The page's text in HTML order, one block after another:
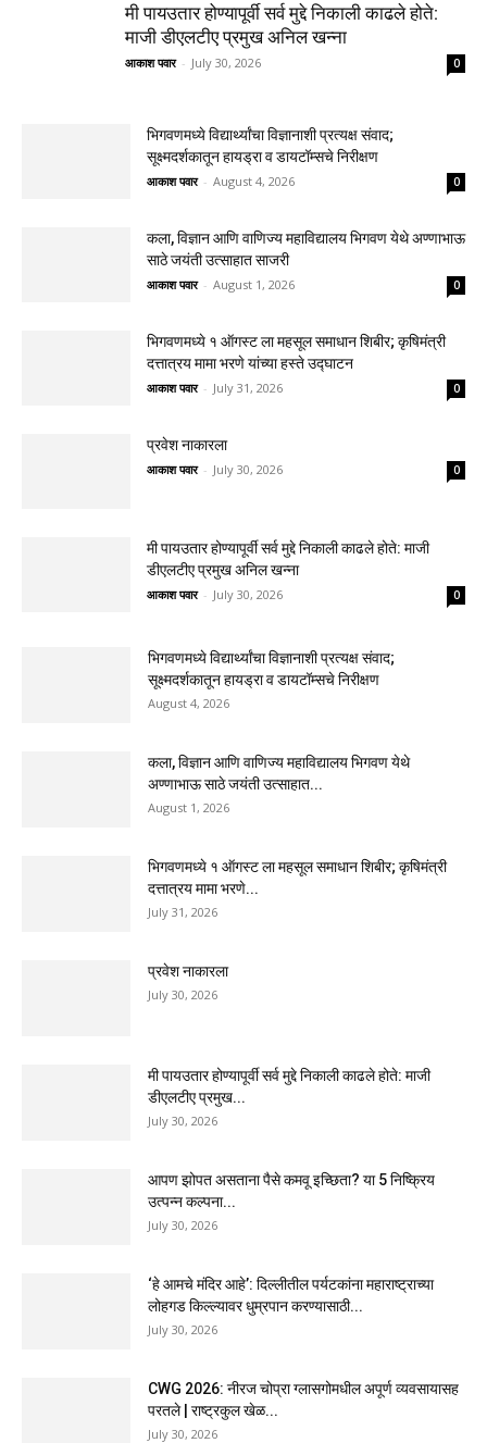
मी पायउतार होण्यापूर्वी सर्व मुद्दे निकाली काढले होते:
माजी डीएलटीए प्रमुख अनिल खन्ना
आकाश पवार - July 30, 2026 0
भिगवणमध्ये विद्यार्थ्यांचा विज्ञानाशी प्रत्यक्ष संवाद;
सूक्ष्मदर्शकातून हायड्रा व डायटॉम्सचे निरीक्षण
आकाश पवार - August 4, 2026 0
कला, विज्ञान आणि वाणिज्य महाविद्यालय भिगवण येथे अण्णाभाऊ
साठे जयंती उत्साहात साजरी
आकाश पवार - August 1, 2026 0
भिगवणमध्ये १ ऑगस्ट ला महसूल समाधान शिबीर; कृषिमंत्री
दत्तात्रय मामा भरणे यांच्या हस्ते उद्घाटन
आकाश पवार - July 31, 2026 0
प्रवेश नाकारला
आकाश पवार - July 30, 2026 0
मी पायउतार होण्यापूर्वी सर्व मुद्दे निकाली काढले होते: माजी
डीएलटीए प्रमुख अनिल खन्ना
आकाश पवार - July 30, 2026 0
भिगवणमध्ये विद्यार्थ्यांचा विज्ञानाशी प्रत्यक्ष संवाद;
सूक्ष्मदर्शकातून हायड्रा व डायटॉम्सचे निरीक्षण
August 4, 2026
कला, विज्ञान आणि वाणिज्य महाविद्यालय भिगवण येथे
अण्णाभाऊ साठे जयंती उत्साहात...
August 1, 2026
भिगवणमध्ये १ ऑगस्ट ला महसूल समाधान शिबीर; कृषिमंत्री
दत्तात्रय मामा भरणे...
July 31, 2026
प्रवेश नाकारला
July 30, 2026
मी पायउतार होण्यापूर्वी सर्व मुद्दे निकाली काढले होते: माजी
डीएलटीए प्रमुख...
July 30, 2026
आपण झोपत असताना पैसे कमवू इच्छिता? या 5 निष्क्रिय
उत्पन्न कल्पना...
July 30, 2026
‘हे आमचे मंदिर आहे’: दिल्लीतील पर्यटकांना महाराष्ट्राच्या
लोहगड किल्ल्यावर धुम्रपान करण्यासाठी...
July 30, 2026
CWG 2026: नीरज चोप्रा ग्लासगोमधील अपूर्ण व्यवसायासह
परतले | राष्ट्रकुल खेळ...
July 30, 2026